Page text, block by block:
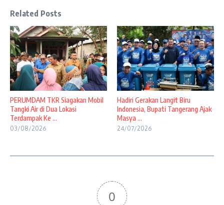
Related Posts
PERUMDAM TKR Siagakan Mobil
Tangki Air di Dua Lokasi
Terdampak Ke ...
03/08/2026
Hadiri Gerakan Langit Biru
Indonesia, Bupati Tangerang Ajak
Masya ...
24/07/2026
0